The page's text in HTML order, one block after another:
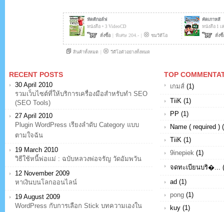
RECENT POSTS
30 April 2010
รวมเว็บไซต์ที่ให้บริการเครื่องมือสำหรับทำ SEO
(SEO Tools)
27 April 2010
Plugin WordPress เรียงลำดับ Category แบบ
ตามใจฉัน
19 March 2010
วิธีใช้หนี้พ่อแม่ : ฉบับหลวงพ่อจรัญ วัดอัมพวัน
12 November 2009
หาเงินบนโลกออนไลน์
19 August 2009
WordPress กับการเลือก Stick บทความเองใน
TOP
เกมส์ (1)
TiiK (1)
PP (1)
Name ( required )
TiiK (1)
9inepiek (1)
จดทะเบียนบริ�...
ad (1)
pong (1)
kuy (1)